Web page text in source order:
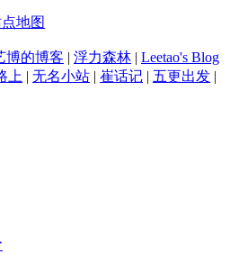
地图
博的博客 | 浮力森林 | Leetao's Blog
上 | 无名小站 | 崔话记 | 五更出发 |